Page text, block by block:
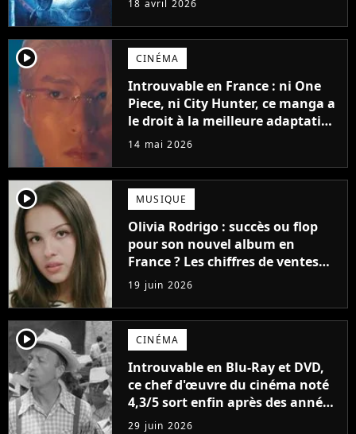
18 avril 2026
player2 CINÉMA
Introuvable en France : ni One
Piece, ni City Hunter, ce manga a
le droit à la meilleure adaptation
en live-action du moment
14 mai 2026
player2 MUSIQUE
Olivia Rodrigo : succès ou flop
pour son nouvel album en
France ? Les chiffres de ventes
sont enfin tombés !
19 juin 2026
player2 CINÉMA
Introuvable en Blu-Ray et DVD,
ce chef d'œuvre du cinéma noté
4,3/5 sort enfin après des années
d'attente
29 juin 2026